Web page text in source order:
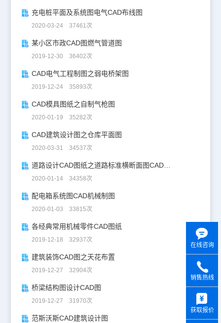
充电桩平面及系统图电气CAD布线图
2020-03-24 37461次
某小区市政CAD图燃气管道图
2019-12-30 36402次
CAD电气工程制图之弱电桥架图
2019-12-24 35893次
CAD模具图纸之自制气枪图
2020-01-19 35282次
CAD建筑设计图之仓库平面图
2020-03-31 34537次
道路设计CAD图纸之道路标准横断面图CAD图纸
2020-01-14 34358次
配电箱系统图CAD机械制图
2020-01-03 33815次
各经典常用机械零件CAD图纸
2019-12-18 32937次
建筑装饰CAD图之天花布置
2019-12-27 32904次
桥梁结构图设计CAD图
2019-12-27 31970次
范斯沃斯CAD建筑设计图
在线咨询
销售热线
获取报价